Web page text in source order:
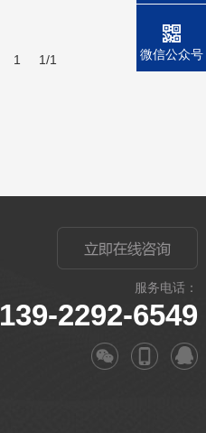
1 1/1
服务电话：
139-2292-6549
微信公众号